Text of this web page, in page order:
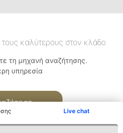
Live chat
καλύτερους στον κλάδο
τη μηχανή αναζήτησης.
υπηρεσία